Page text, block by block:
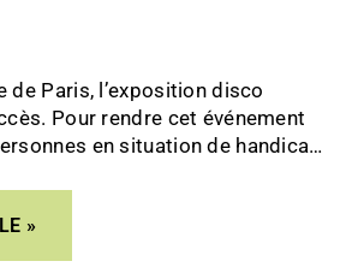
de Paris, l’exposition disco
Pour rendre cet événement
en situation de handicap
»